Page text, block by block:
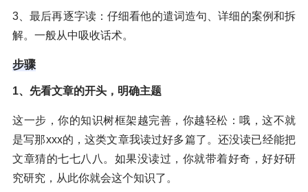
3、最后再逐字读：仔细看他的遣词造句、详细的案例和拆
解。一般从中吸收话术。
步骤
1、先看文章的开头，明确主题
这一步，你的知识树框架越完善，你越轻松：哦，这不就
是写那xxx的，这类文章我读过好多篇了。还没读已经能把
文章猜的七七八八。如果没读过，你就带着好奇，好好研
究研究，从此你就会这个知识了。